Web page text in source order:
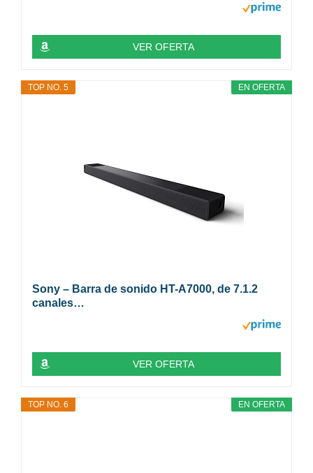
VER OFERTA
EN OFERTA
TOP NO. 5
Sony – Barra de sonido HT-A7000, de 7.1.2
canales…
VER OFERTA
EN OFERTA
TOP NO. 6